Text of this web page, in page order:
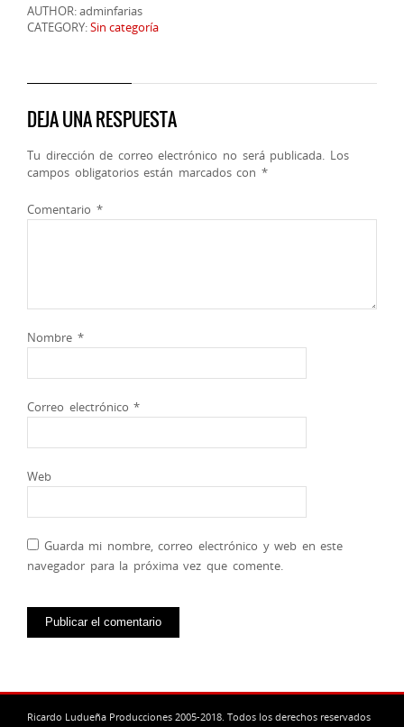
AUTHOR: adminfarias
CATEGORY:Sin categoría
DEJA UNA RESPUESTA
Tu dirección de correo electrónico no será publicada. Los
campos obligatorios están marcados con *
Comentario *
Nombre *
Correo electrónico*
Web
Guarda mi nombre, correo electrónico y web en este
navegador para la próxima vez que comente.
Ricardo Ludueña Producciones 2005-2018. Todos los derechos reservados